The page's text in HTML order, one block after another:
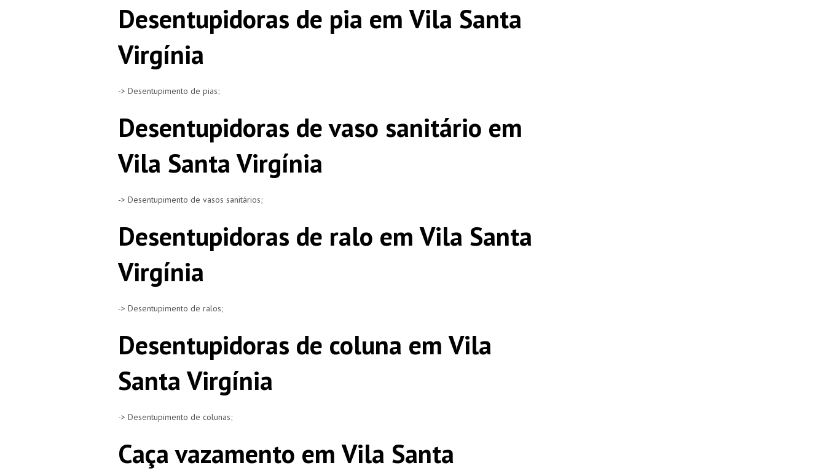
Desentupidoras de pia em Vila Santa
Virgínia
-> Desentupimento de pias;
Desentupidoras de vaso sanitário em
Vila Santa Virgínia
-> Desentupimento de vasos sanitários;
Desentupidoras de ralo em Vila Santa
Virgínia
-> Desentupimento de ralos;
Desentupidoras de coluna em Vila
Santa Virgínia
-> Desentupimento de colunas;
Caça vazamento em Vila Santa